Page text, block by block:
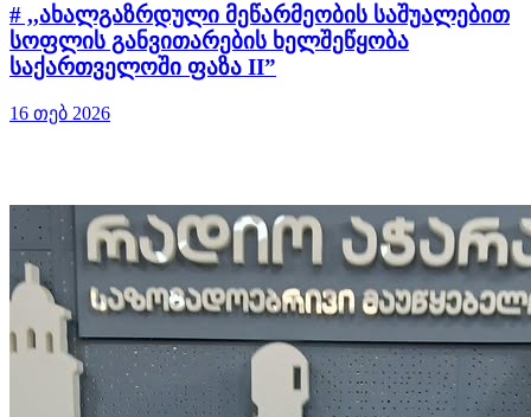
# ,,ახალგაზრდული მეწარმეობის საშუალებით
სოფლის განვითარების ხელშეწყობა
საქართველოში ფაზა II”
16 თებ 2026